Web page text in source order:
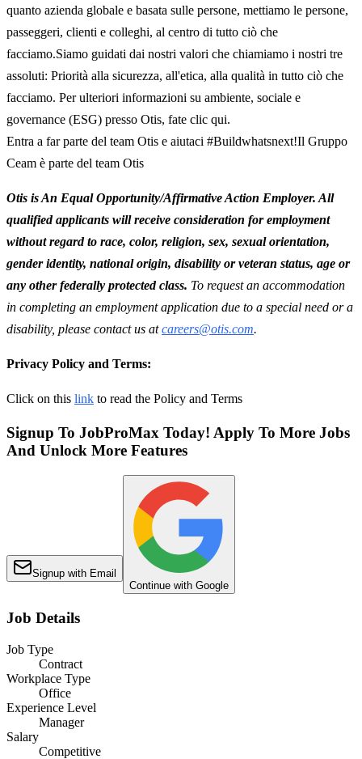
quanto azienda globale e basata sulle persone, mettiamo le persone,
passeggeri, clienti e colleghi, al centro di tutto ciò che
facciamo.Siamo guidati dai nostri valori che chiamiamo i nostri tre
assoluti: Priorità alla sicurezza, all'etica, alla qualità in tutto ciò che
facciamo. Per ulteriori informazioni su ambiente, sociale e
governance (ESG) presso Otis, fate clic qui.
Entra a far parte del team Otis e aiutaci #Buildwhatsnext!Il Gruppo
Ceam è parte del team Otis
Otis is An Equal Opportunity/Affirmative Action Employer. All
qualified applicants will receive consideration for employment
without regard to race, color, religion, sex, sexual orientation,
gender identity, national origin, disability or veteran status, age or
any other federally protected class. To request an accommodation
in completing an employment application due to a special need or a
disability, please contact us atcareers@otis.com.
Privacy Policy and Terms:
Click on this link to read the Policy and Terms
Signup To JobProMax Today! Apply To More Jobs
And Unlock More Features
Signup with Email
Continue with Google
Job Details
Job Type
Contract
Workplace Type
Office
Experience Level
Manager
Salary
Competitive